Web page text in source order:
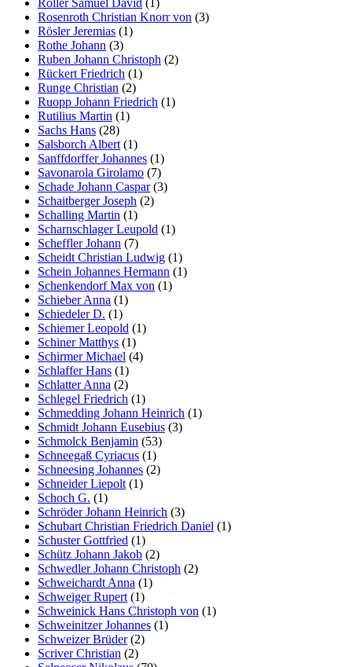
Rosenroth Christian Knorr von (3)
Rösler Jeremias (1)
Rothe Johann (3)
Ruben Johann Christoph (2)
Rückert Friedrich (1)
Runge Christian (2)
Ruopp Johann Friedrich (1)
Rutilius Martin (1)
Sachs Hans (28)
Salsborch Albert (1)
Sanffdorffer Johannes (1)
Savonarola Girolamo (7)
Schade Johann Caspar(3)
Schaitberger Joseph (2)
Schalling Martin (1)
Scharnschlager Leupold (1)
Scheffler Johann (7)
Scheidt Christian Ludwig (1)
Schein Johannes Hermann (1)
Schenkendorf Max von (1)
Schieber Anna (1)
Schiedeler D. (1)
Schiemer Leopold (1)
Schiner Matthys (1)
Schirmer Michael (4)
Schlaffer Hans (1)
Schlatter Anna (2)
Schlegel Friedrich (1)
Schmedding Johann Heinrich (1)
Schmidt Johann Eusebius (3)
Schmolck Benjamin (53)
Schneegaß Cyriacus (1)
Schneesing Johannes (2)
Schneider Liepolt (1)
Schoch G. (1)
Schröder Johann Heinrich (3)
Schubart Christian Friedrich Daniel (1)
Schuster Gottfried (1)
Schütz Johann Jakob (2)
Schwedler Johann Christoph (2)
Schweichardt Anna (1)
Schweiger Rupert (1)
Schweinick Hans Christoph von (1)
Schweinitzer Johannes (1)
Schweizer Brüder(2)
Scriver Christian (2)